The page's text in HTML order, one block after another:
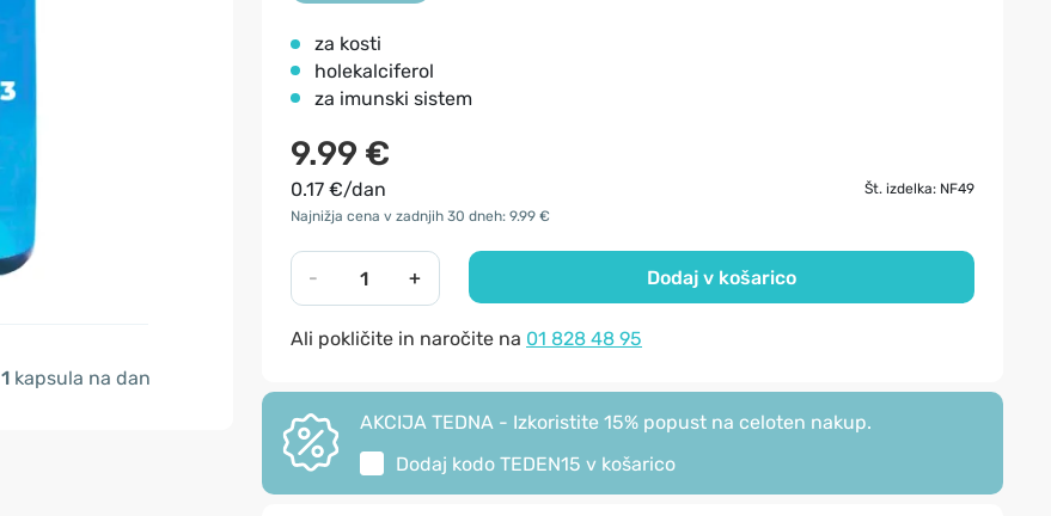
1kapsula na dan
za kosti
holekalciferol
za imunski sistem
9.99 €
0.17 €/dan
Št. izdelka: NF49
Najnižja cena v zadnjih 30 dneh: 9.99 €
- + Dodaj v košarico
Ali pokličite in naročite na 01 828 48 95
AKCIJA TEDNA - Izkoristite 15% popust na celoten nakup.
Dodaj kodo TEDEN15 v košarico